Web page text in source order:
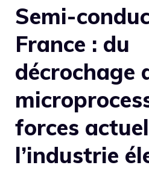
Semi-
France : du
décrochage
forces
l’industrie